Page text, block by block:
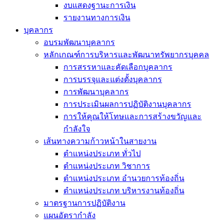
งบแสดงฐานะการเงิน
รายงานทางการเงิน
บุคลากร
อบรมพัฒนาบุคลากร
หลักเกณฑ์การบริหารและพัฒนาทรัพยากรบุคคล
การสรรหาและคัดเลือกบุคลากร
การบรรจุและแต่งตั้งบุคลากร
การพัฒนาบุคลากร
การประเมินผลการปฏิบัติงานบุคลากร
การให้คุณให้โทษและการสร้างขวัญและ
กำลังใจ
เส้นทางความก้าวหน้าในสายงาน
ตำแหน่งประเภท ทั่วไป
ตำแหน่งประเภท วิชาการ
ตำแหน่งประเภท อำนวยการท้องถิ่น
ตำแหน่งประเภท บริหารงานท้องถิ่น
มาตรฐานการปฏิบัติงาน
แผนอัตรากำลัง